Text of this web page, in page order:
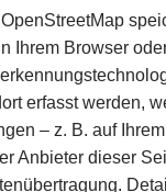
Ihrem Browser
erfasst werden,
– z. B. auf
Anbieter dieser